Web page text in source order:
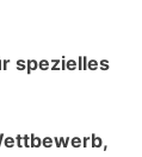
spezielles